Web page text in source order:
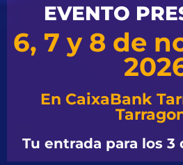
EVENTO
6, 7 y 8 de
En CaixaBank
Tu entrada para los